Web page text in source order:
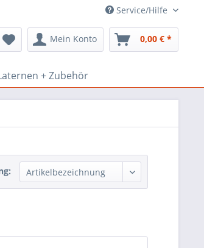
Service/Hilfe
Mein Konto 0,00 € *
+ Zubehör